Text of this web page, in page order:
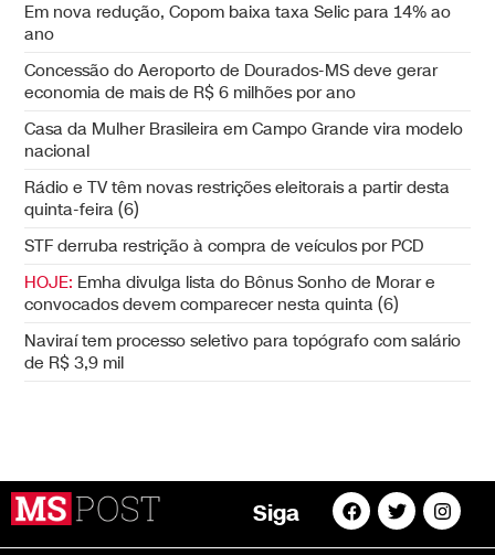
Em nova redução, Copom baixa taxa Selic para 14% ao
ano
Concessão do Aeroporto de Dourados-MS deve gerar
economia de mais de R$ 6 milhões por ano
Casa da Mulher Brasileira em Campo Grande vira modelo
nacional
Rádio e TV têm novas restrições eleitorais a partir desta
quinta-feira (6)
STF derruba restrição à compra de veículos por PCD
HOJE: Emha divulga lista do Bônus Sonho de Morar e
convocados devem comparecer nesta quinta (6)
Naviraí tem processo seletivo para topógrafo com salário
de R$ 3,9 mil
Siga